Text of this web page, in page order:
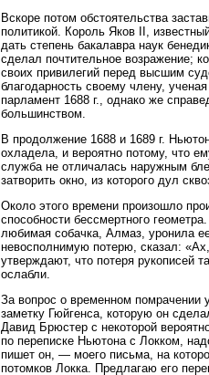
Вскоре потом обстоятельства
политикой. Король Яков II,
дать степень бакалавра наук
сделал почтительное возражение;
своих привилегий перед высшим
благодарность своему члену,
парламент 1688 г., однако же
большинством.
В продолжение 1688 и 1689 г.
охладела, и вероятно потому, что
служба не отличалась наружным
затворить окно, из которого дул
Около этого времени произошло
способности бессмертного
любимая собачка, Алмаз, уронила
невосполнимую потерю, сказал:
утверждают, что потеря рукописей
ослабли.
За вопрос о временном помрачении
заметку Гюйгенса, которую он
Давид Брюстер с некоторой
по переписке Ньютона с Локком,
пишет он, — моего письма, на
потомков Локка. Предлагаю его